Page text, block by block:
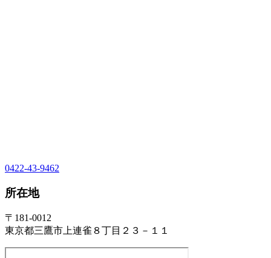
0422-43-9462
所在地
〒181-0012
東京都三鷹市上連雀８丁目２３－１１